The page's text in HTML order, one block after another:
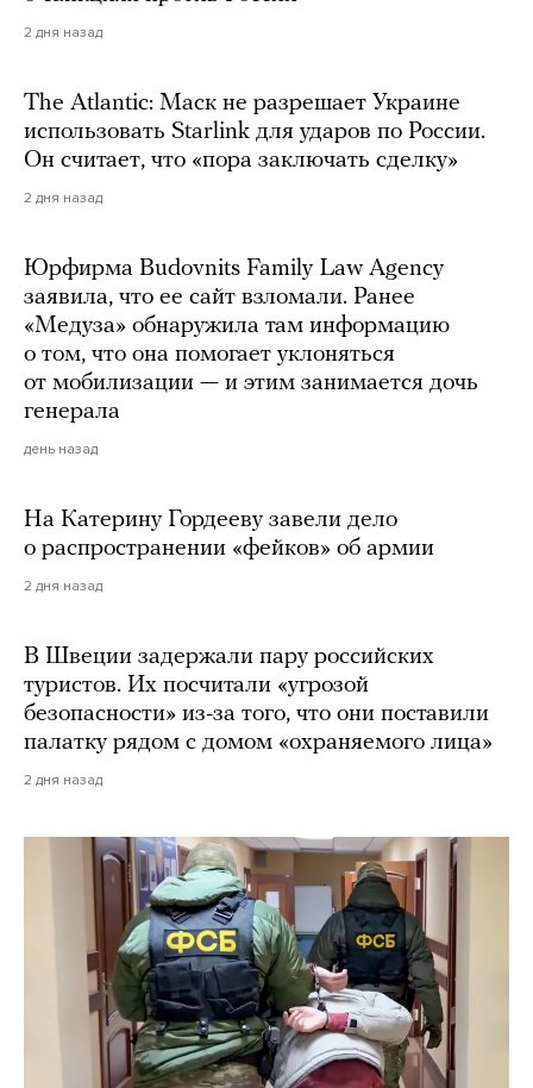
2 дня назад
The Atlantic: Маск не разрешает Украине
использовать Starlink для ударов по России.
Он считает, что «пора заключать сделку»
2 дня назад
Юрфирма Budovnits Family Law Agency
заявила, что ее сайт взломали. Ранее
«Медуза» обнаружила там информацию
о том, что она помогает уклоняться
от мобилизации — и этим занимается дочь
генерала
день назад
На Катерину Гордееву завели дело
о распространении «фейков» об армии
2 дня назад
В Швеции задержали пару российских
туристов. Их посчитали «угрозой
безопасности» из-за того, что они поставили
палатку рядом с домом «охраняемого лица»
2 дня назад